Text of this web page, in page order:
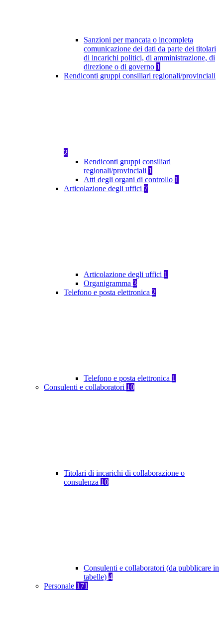
Sanzioni per mancata o incompleta
comunicazione dei dati da parte dei titolari
di incarichi politici, di amministrazione, di
direzione o di governo 1
Rendiconti gruppi consiliari regionali/provinciali
2
Rendiconti gruppi consiliari
regionali/provinciali 1
Atti degli organi di controllo 1
Articolazione degli uffici 7
Articolazione degli uffici 1
Organigramma 3
Telefono e posta elettronica 2
Telefono e posta elettronica 1
Consulenti e collaboratori 10
Titolari di incarichi di collaborazione o
consulenza 10
Consulenti e collaboratori (da pubblicare in
tabelle) 4
Personale 171